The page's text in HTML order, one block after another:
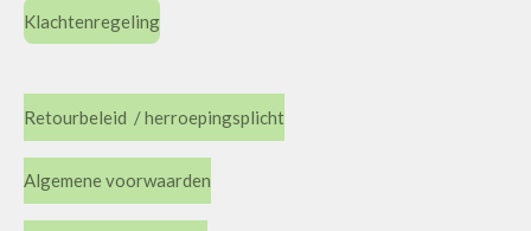
Klachtenregeling
Retourbeleid / herroepingsplicht
Algemene voorwaarden